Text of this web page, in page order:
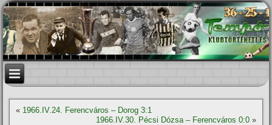
« 1966.IV.24. Ferencváros – Dorog 3:1
1966.IV.30. Pécsi Dózsa – Ferencváros 0:0»